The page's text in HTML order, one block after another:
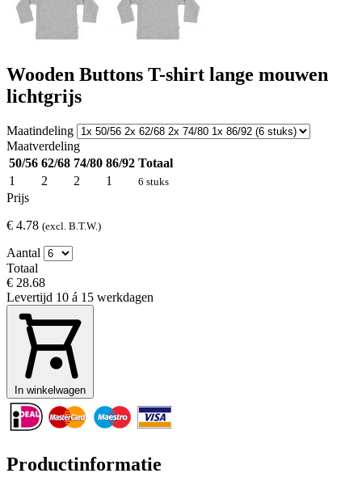
Wooden Buttons T-shirt lange mouwen
lichtgrijs
Maatindeling
Maatverdeling
50/56 62/68 74/80 86/92 Totaal
1
2 2 1 6 stuks
Prijs
€ 4.78 (excl. B.T.W.)
Aantal
Totaal
€ 28.68
Levertijd 10 á 15 werkdagen
In winkelwagen
Productinformatie